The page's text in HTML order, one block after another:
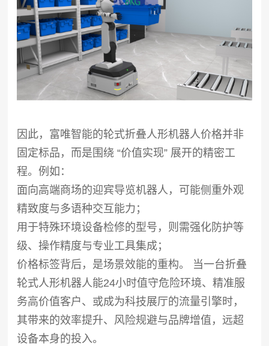
因此，富唯智能的轮式折叠人形机器人价格并非
固定标品，而是围绕 “价值实现” 展开的精密工
程。例如：
面向高端商场的迎宾导览机器人，可能侧重外观
精致度与多语种交互能力；
用于特殊环境设备检修的型号，则需强化防护等
级、操作精度与专业工具集成；
价格标签背后，是场景效能的重构。 当一台折叠
轮式人形机器人能24小时值守危险环境、精准服
务高价值客户、或成为科技展厅的流量引擎时，
其带来的效率提升、风险规避与品牌增值，远超
设备本身的投入。